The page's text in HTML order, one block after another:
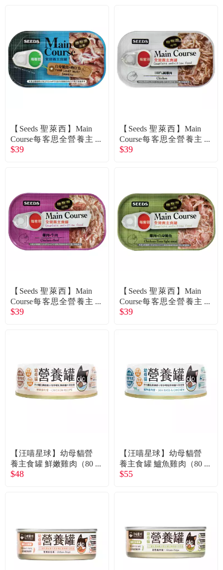
【Seeds 聖萊西】Main
Course每客思全營養主
食貓罐-白身鮪魚+吻仔
$39
【Seeds 聖萊西】Main
Course每客思全營養主
食貓罐-純雞肉（115g）
$39
【Seeds 聖萊西】Main
Course每客思全營養主
食貓罐-雞肉+牛肉（115
$39
【Seeds 聖萊西】Main
Course每客思全營養主
食貓罐-雞肉+白身鮪魚
$39
【汪喵星球】幼母貓營
養主食罐 鮮嫩雞肉（80
g）
$48
【汪喵星球】幼母貓營
養主食罐 鱸魚雞肉（80
g）
$55